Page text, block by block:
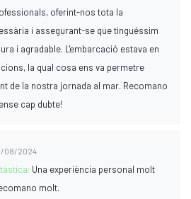
oferint-nos tota la
i assegurant-se que tinguéssim
i agradable. L'embarcació estava en
la qual cosa ens va permetre
de la nostra jornada al mar. Recomano
cap dubte!
08/2024
Una experiència personal molt
molt.